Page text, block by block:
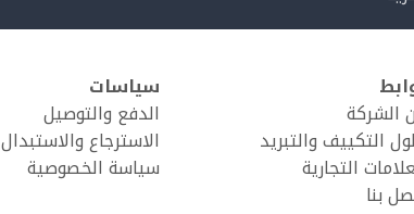
الشركة
التكييف والتبريد
التجارية
بنا
سياسات
الدفع والتوصيل
الاسترجاع والاستبدال
سياسة الخصوصية